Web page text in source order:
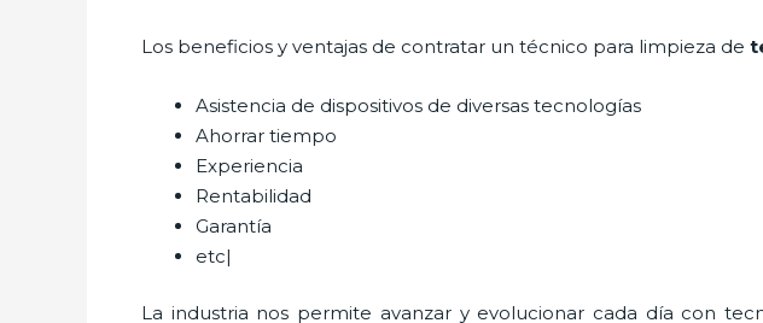
Los beneficios y ventajas de contratar un técnico para limpieza de
Asistencia de dispositivos de diversas tecnologías
Ahorrar tiempo
Experiencia
Rentabilidad
Garantía
etc|
La industria nos permite avanzar y evolucionar cada día con